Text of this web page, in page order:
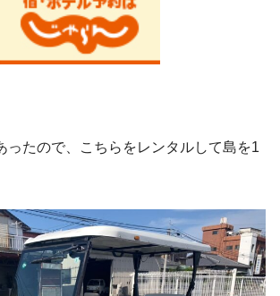
ったので、こちらをレンタルして島を1